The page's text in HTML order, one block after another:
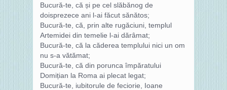
Bucură-te, că și pe cel slăbănog de
doisprezece ani l-ai făcut sănătos;
Bucură-te, că, prin alte rugăciuni, templul
Artemidei din temelie l-ai dărâmat;
Bucură-te, că la căderea templului nici un om
nu s-a vătămat;
Bucură-te, că din porunca împăratului
Domițian la Roma ai plecat legat;
Bucură-te, iubitorule de feciorie, Ioane